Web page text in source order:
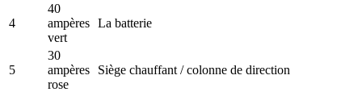
4
40
ampères
vert
La batterie
5
30
ampères
rose
Siège chauffant / colonne de direction